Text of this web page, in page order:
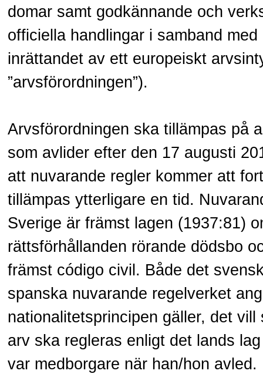
domar samt godkännande och
officiella handlingar i samband
inrättandet av ett europeiskt
”arvsförordningen”).
Arvsförordningen ska tillämpas på
som avlider efter den 17 augusti
att nuvarande regler kommer att
tillämpas ytterligare en tid.
Sverige är främst lagen (1937:81)
rättsförhållanden rörande dödsbo
främst código civil. Både det
spanska nuvarande regelverket
nationalitetsprincipen gäller, det
arv ska regleras enligt det lands
var medborgare när han/hon avled.